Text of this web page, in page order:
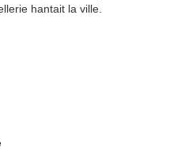
hantait la ville.